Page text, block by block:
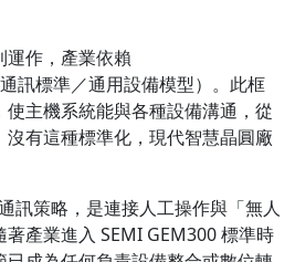
運作，產業依賴
訊標準／通用設備模型）。此框
主機系統能與各種設備溝通，從
有這種標準化，現代智慧晶圓廠
訊策略，是連接人工操作與「無人
產業進入 SEMI GEM300 標準時